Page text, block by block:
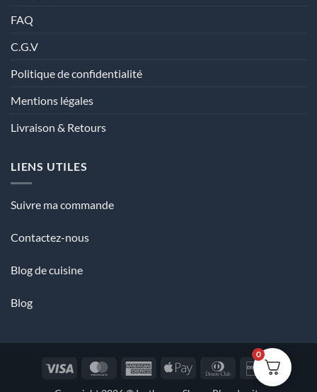
FAQ
C.G.V
Politique de confidentialité
Mentions légales
Livraison & Retours
LIENS UTILES
Suivre ma commande
Contactez-nous
Blog de cuisine
Blog
Visa MasterCardAmericanApple
Dinners
Discover
0